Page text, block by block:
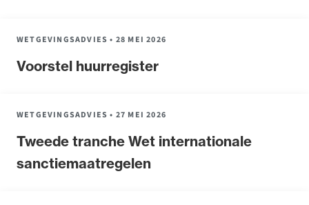
Voorstel huurregister
WETGEVINGSADVIES• 28 MEI 2026
Tweede tranche Wet internationale
sanctiemaatregelen
WETGEVINGSADVIES• 27 MEI 2026